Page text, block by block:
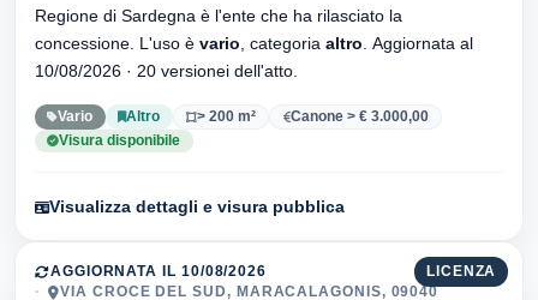
Regione di Sardegna è l'ente che ha rilasciato la
concessione. L'uso è vario , categoria altro
10/08/2026 · 20 versionei dell'atto.
Vario Altro > 200 m²
Canone > € 3.000,00
Visura disponibile
Visualizza dettagli e visura pubblica
LICENZA
AGGIORNATA IL 10/08/2026
VIA CROCE DEL SUD, MARACALAGONIS, 09040